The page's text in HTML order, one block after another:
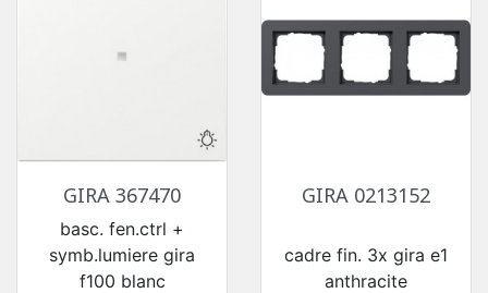
GIRA 367470
basc. fen.ctrl +
symb.lumiere gira
f100 blanc
GIRA 0213152
cadre fin. 3x gira e1
anthracite